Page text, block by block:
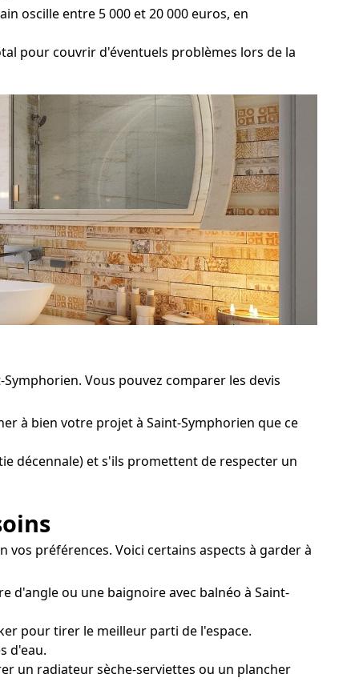
oscille entre 5 000 et 20 000 euros, en
pour couvrir d'éventuels problèmes lors de la
Vous pouvez comparer les devis
à bien votre projet à Saint-Symphorien que ce
décennale) et s'ils promettent de respecter un
préférences. Voici certains aspects à garder à
d'angle ou une baignoire avec balnéo à Saint-
pour tirer le meilleur parti de l'espace.
d'eau.
un radiateur sèche-serviettes ou un plancher